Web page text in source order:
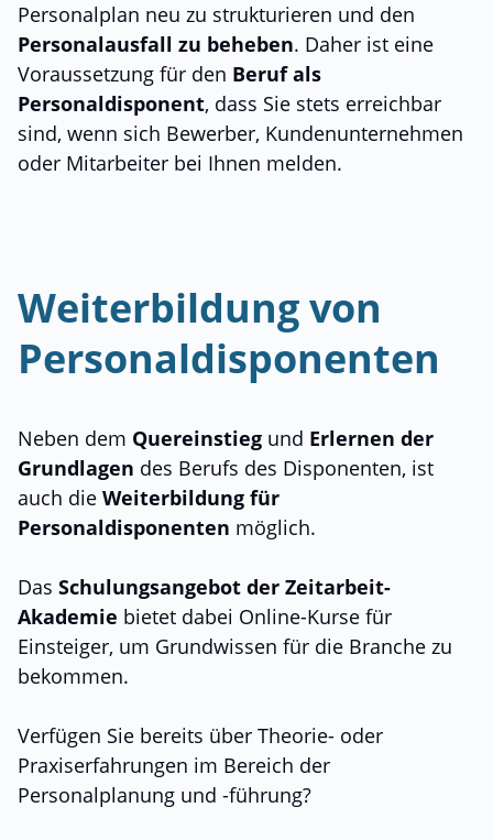
Personalplan neu zu strukturieren und den
Personalausfall zu beheben. Daher ist eine
Voraussetzung für den Beruf als
Personaldisponent, dass Sie stets erreichbar
sind, wenn sich Bewerber, Kundenunternehmen
oder Mitarbeiter bei Ihnen melden.
Weiterbildung von
Personaldisponenten
Neben dem Quereinstieg und Erlernen der
Grundlagen des Berufs des Disponenten, ist
auch die Weiterbildung für
Personaldisponenten möglich.
Das Schulungsangebot der Zeitarbeit-
Akademie bietet dabei Online-Kurse für
Einsteiger, um Grundwissen für die Branche zu
bekommen.
Verfügen Sie bereits über Theorie- oder
Praxiserfahrungen im Bereich der
Personalplanung und -führung?